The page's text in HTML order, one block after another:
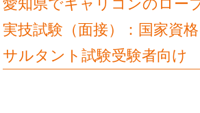
愛知県でキャリコンのロー
実技試験（面接）：国家資
サルタント試験受験者向け